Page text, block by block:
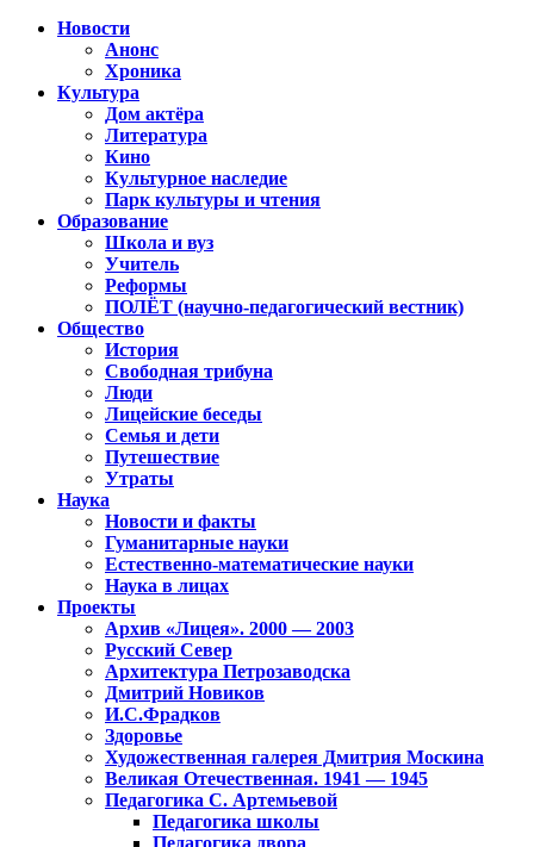
Новости
Анонс
Хроника
Культура
Дом актёра
Литература
Кино
Культурное наследие
Парк культуры и чтения
Образование
Школа и вуз
Учитель
Реформы
ПОЛЁТ (научно-педагогический вестник)
Общество
История
Свободная трибуна
Люди
Лицейские беседы
Семья и дети
Путешествие
Утраты
Наука
Новости и факты
Гуманитарные науки
Естественно-математические науки
Наука в лицах
Проекты
Архив «Лицея». 2000 — 2003
Русский Север
Архитектура Петрозаводска
Дмитрий Новиков
И.С.Фрадков
Здоровье
Художественная галерея Дмитрия Москина
Великая Отечественная. 1941 — 1945
Педагогика С. Артемьевой
Педагогика школы